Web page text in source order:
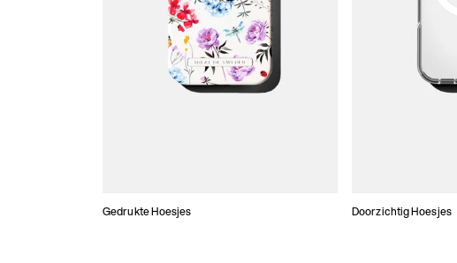
Gedrukte Hoesjes Doorzichtig Hoesjes